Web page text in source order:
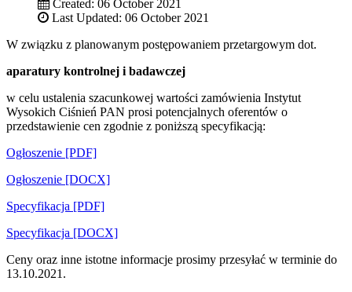
Created: 06 October 2021
Last Updated: 06 October 2021
W związku z planowanym postępowaniem przetargowym dot.
aparatury kontrolnej i badawczej
w celu ustalenia szacunkowej wartości zamówienia Instytut
Wysokich Ciśnień PAN prosi potencjalnych oferentów o
przedstawienie cen zgodnie z poniższą specyfikacją:
Ogłoszenie [PDF]
Ogłoszenie [DOCX]
Specyfikacja [PDF]
Specyfikacja [DOCX]
Ceny oraz inne istotne informacje prosimy przesyłać w terminie do
13.10.2021.